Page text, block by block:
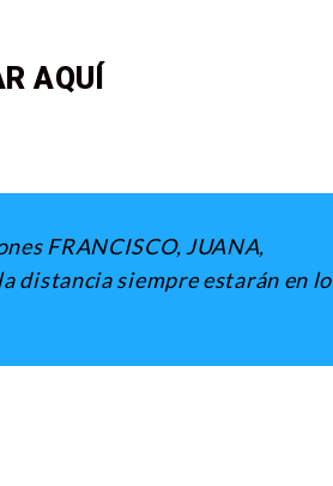
AQUÍ
FRANCISCO, JUANA,
distancia siempre estarán en lo